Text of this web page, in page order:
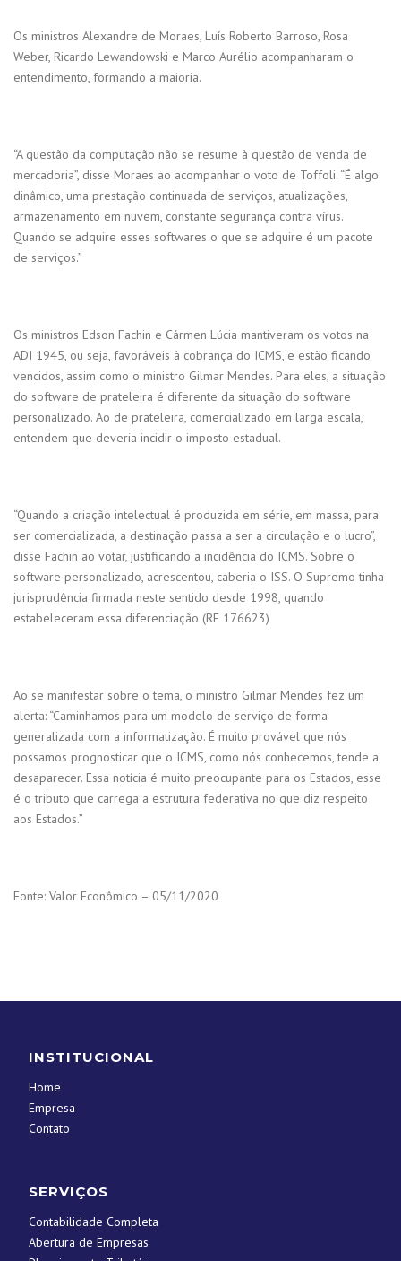
Os ministros Alexandre de Moraes, Luís Roberto Barroso, Rosa
Weber, Ricardo Lewandowski e Marco Aurélio acompanharam o
entendimento, formando a maioria.
“A questão da computação não se resume à questão de venda de
mercadoria”, disse Moraes ao acompanhar o voto de Toffoli. “É algo
dinâmico, uma prestação continuada de serviços, atualizações,
armazenamento em nuvem, constante segurança contra vírus.
Quando se adquire esses softwares o que se adquire é um pacote
de serviços.”
Os ministros Edson Fachin e Cármen Lúcia mantiveram os votos na
ADI 1945, ou seja, favoráveis à cobrança do ICMS, e estão ficando
vencidos, assim como o ministro Gilmar Mendes. Para eles, a situação
do software de prateleira é diferente da situação do software
personalizado. Ao de prateleira, comercializado em larga escala,
entendem que deveria incidir o imposto estadual.
“Quando a criação intelectual é produzida em série, em massa, para
ser comercializada, a destinação passa a ser a circulação e o lucro”,
disse Fachin ao votar, justificando a incidência do ICMS. Sobre o
software personalizado, acrescentou, caberia o ISS. O Supremo tinha
jurisprudência firmada neste sentido desde 1998, quando
estabeleceram essa diferenciação (RE 176623)
Ao se manifestar sobre o tema, o ministro Gilmar Mendes fez um
alerta: “Caminhamos para um modelo de serviço de forma
generalizada com a informatização. É muito provável que nós
possamos prognosticar que o ICMS, como nós conhecemos, tende a
desaparecer. Essa notícia é muito preocupante para os Estados, esse
é o tributo que carrega a estrutura federativa no que diz respeito
aos Estados.”
Fonte: Valor Econômico – 05/11/2020
INSTITUCIONAL
Home
Empresa
Contato
SERVIÇOS
Contabilidade Completa
Abertura de Empresas